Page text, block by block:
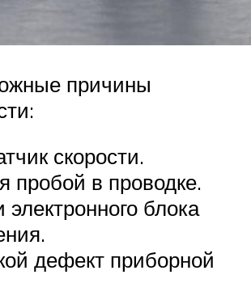
причины
скорости.
пробой в проводке.
блока
дефект приборной